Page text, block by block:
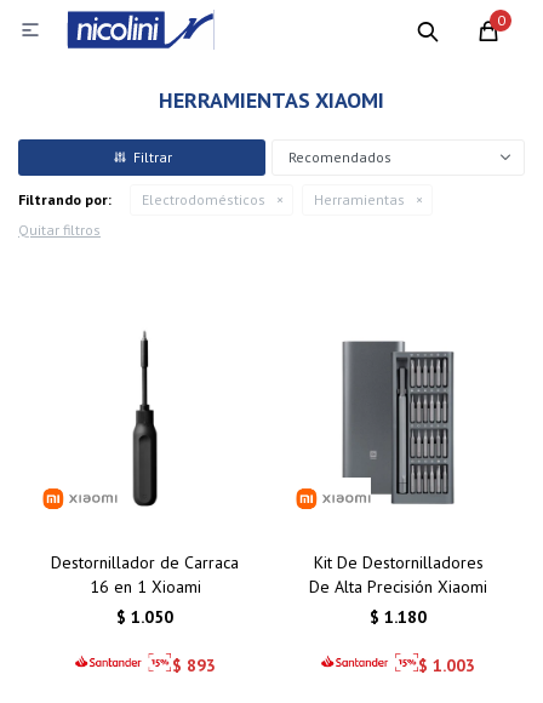
0

HERRAMIENTAS XIAOMI
Recomendados
Filtrando por: Electrodomésticos
Herramientas
Quitar filtros
Destornillador de Carraca
16 en 1 Xioami
$ 1.050
$ 893
Kit De Destornilladores
De Alta Precisión Xiaomi
$ 1.180
$ 1.003